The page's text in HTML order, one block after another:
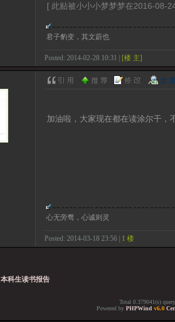
[ 此贴被小小小梦梦梦在2016-08-
君子豹变，其文蔚也
Posted: 2014-02-28 10:31 | [楼 主]
加油啦，大家现在都在读涂尔干，
心无旁骛，心诚则灵
Posted: 2014-03-18 23:56 | 1 楼
本科生读书报告
Total 0.379041(s)
Powered by PHPWind v6.0